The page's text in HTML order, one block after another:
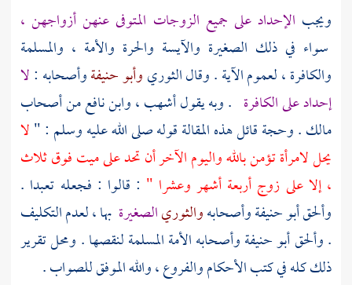
ويجب الإحداد على جميع الزوجات المتوفى عنهن أزواجهن ،
سواء في ذلك الصغيرة والآيسة والحرة والأمة ، والمسلمة
والكافرة ، لعموم الآية . وقالالثوريوأبو حنيفةوأصحابه :لا
إحداد على الكافرة . وبه يقولأشهب،وابن نافعمن أصحاب
مالك. وحجة قائل هذه المقالة قوله صلى الله عليه وسلم : "لا
يحل لامرأة تؤمن بالله واليوم الآخر أن تحد على ميت فوق ثلاث
، إلا على زوج أربعة أشهر وعشرا " : قالوا : فجعله تعبدا .
وألحقأبو حنيفةوأصحابهوالثوريالصغيرة بها ، لعدم التكليف
. وألحقأبو حنيفةوأصحابه الأمة المسلمة لنقصها . ومحل تقرير
ذلك كله في كتب الأحكام والفروع ، والله الموفق للصواب .